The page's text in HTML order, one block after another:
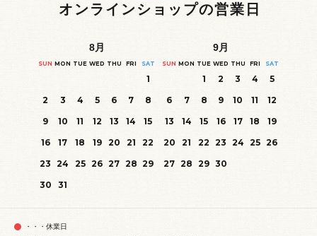
オンラインショップの営業日
8月
SUN MON TUE WED THU FRI SAT
1
2
3 4 5 6 7
8
9
10 11 12 13 14
15
16
17 18 19 20 21
22
23 24 25 26 27 28 29
30
31
9月
SUN MON TUE WED THU FRI SAT
1 2 3 4
5
6
7 8 9 10 11
12
13
14 15 16 17 18
19
20
21 22 23 24 25 26
27 28 29 30
・・・休業日